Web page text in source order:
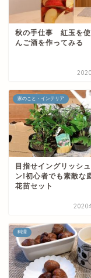
秋の手仕事 紅玉を使
んご酒を作ってみる
家のこと・インテリア
目指せイングリッシ
ン!初心者でも素敵な
花苗セット
2020
料理